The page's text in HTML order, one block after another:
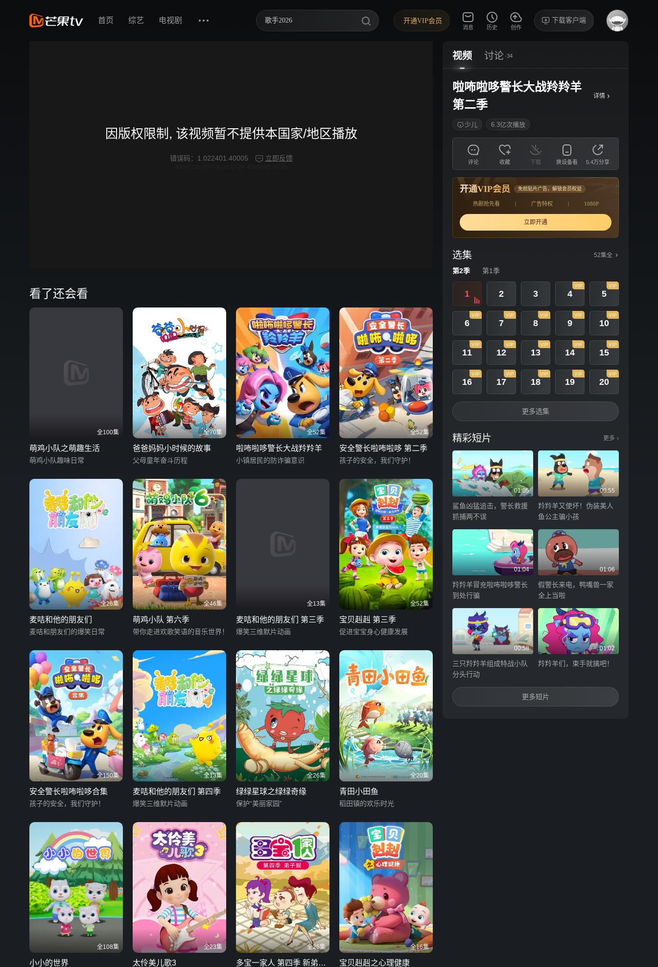
首页 综艺 电视剧 歌手2026
忙忙碌碌寻宝藏2
开通VIP会员
消息 历史 创作
下载客户端
因版权限制, 该视频暂不提供本国家/地区播放
错误码： 1.022401.40005 立即反馈
看了还会看
全100集
萌鸡小队之萌趣生活
萌鸡小队趣味日常
全70集
爸爸妈妈小时候的故事
父母童年奋斗历程
全52集
啦咘啦哆警长大战羚羚羊
小镇居民的防诈骗意识
全52集
安全警长啦咘啦哆 第二季
孩子的安全，我们守护！
全26集
麦咭和他的朋友们
麦咭和朋友们的爆笑日常
全46集
萌鸡小队 第六季
带你走进欢歌笑语的音乐世界！
全13集
麦咭和他的朋友们 第三季
爆笑三维默片动画
全52集
宝贝赳赳 第三季
促进宝宝身心健康发展
全150集
安全警长啦咘啦哆合集
孩子的安全，我们守护！
全13集
麦咭和他的朋友们 第四季
爆笑三维默片动画
全26集
绿绿星球之绿绿奇缘
保护“美丽家园”
全20集
青田小田鱼
稻田镇的欢乐时光
全108集
小小的世界
全23集
太伶美儿歌3
全26集
多宝一家人 第四季 新弟子
全16集
宝贝赳赳之心理健康
视频 讨论 ·34
啦咘啦哆警长大战羚羚羊
第二季
详情 ›
少儿 6.3亿次播放
评论 收藏 下载 换设备看 5.4万分享
开通VIP会员 免前贴片广告，解锁会员权益
热剧抢先看 | 广告特权 | 1080P
立即开通
选集 52集全
第2季 第1季
1 2 3 4
VIP
5
VIP
6
VIP
7
VIP
8
VIP
9
VIP
10
VIP
11
VIP
12
VIP
13
VIP
14
VIP
15
VIP
16
VIP
17
VIP
18
VIP
19
VIP
20
VIP
更多选集
精彩短片 更多 ›
01:05
鲨鱼凶猛追击，警长救援
抓捕两不误
00:55
羚羚羊又使坏！伪装美人
鱼公主骗小孩
01:04
羚羚羊冒充啦咘啦哆警长
到处行骗
01:06
假警长来电，鸭嘴兽一家
全上当啦
00:58
三只羚羚羊组成特战小队
分头行动
01:02
羚羚羊们，束手就擒吧！
更多短片